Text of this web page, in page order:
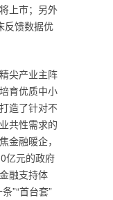
上市；另外
反馈数据优
尖产业主阵
育优质中小
造了针对不
共性需求的
金融暖企，
亿元的政府
融支持体
”“首台套”